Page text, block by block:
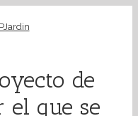
de
el que se